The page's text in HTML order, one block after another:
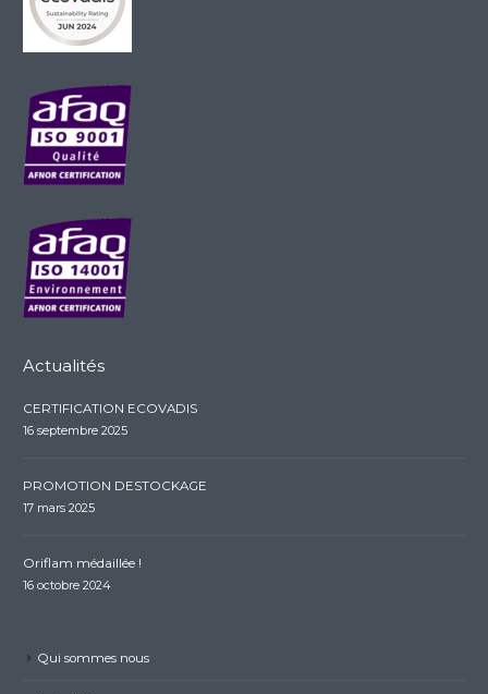
Actualités
CERTIFICATION ECOVADIS
16 septembre 2025
PROMOTION DESTOCKAGE
17 mars 2025
Oriflam médaillée !
16 octobre 2024
Qui sommes nous